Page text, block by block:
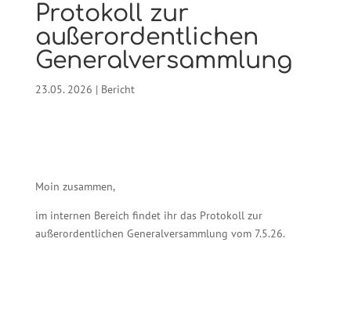
Protokoll zur
außerordentlichen
Generalversammlung
23.05. 2026 | Bericht
Moin zusammen,
im internen Bereich findet ihr das Protokoll zur
außerordentlichen Generalversammlung vom 7.5.26.